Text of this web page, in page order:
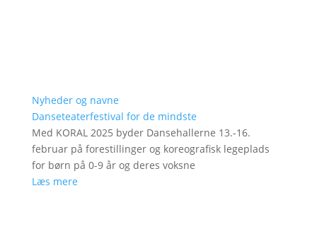
Nyheder og navne
Danseteaterfestival for de mindste
Med KORAL 2025 byder Dansehallerne 13.-16.
februar på forestillinger og koreografisk legeplads
for børn på 0-9 år og deres voksne
Læs mere